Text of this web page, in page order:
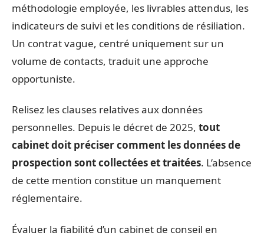
méthodologie employée, les livrables attendus, les
indicateurs de suivi et les conditions de résiliation.
Un contrat vague, centré uniquement sur un
volume de contacts, traduit une approche
opportuniste.
Relisez les clauses relatives aux données
personnelles. Depuis le décret de 2025, tout
cabinet doit préciser comment les données de
prospection sont collectées et traitées. L’absence
de cette mention constitue un manquement
réglementaire.
Évaluer la fiabilité d’un cabinet de conseil en